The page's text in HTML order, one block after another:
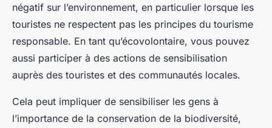
négatif sur l’environnement, en particulier lorsque les
touristes ne respectent pas les principes du tourisme
responsable. En tant qu’écovolontaire, vous pouvez
aussi participer à des actions de sensibilisation
auprès des touristes et des communautés locales.
Cela peut impliquer de sensibiliser les gens à
l’importance de la conservation de la biodiversité,